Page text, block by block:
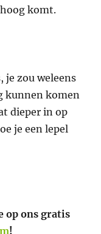
komt.
je zou weleens
kunnen komen
dieper in op
je een lepel
op ons gratis
!